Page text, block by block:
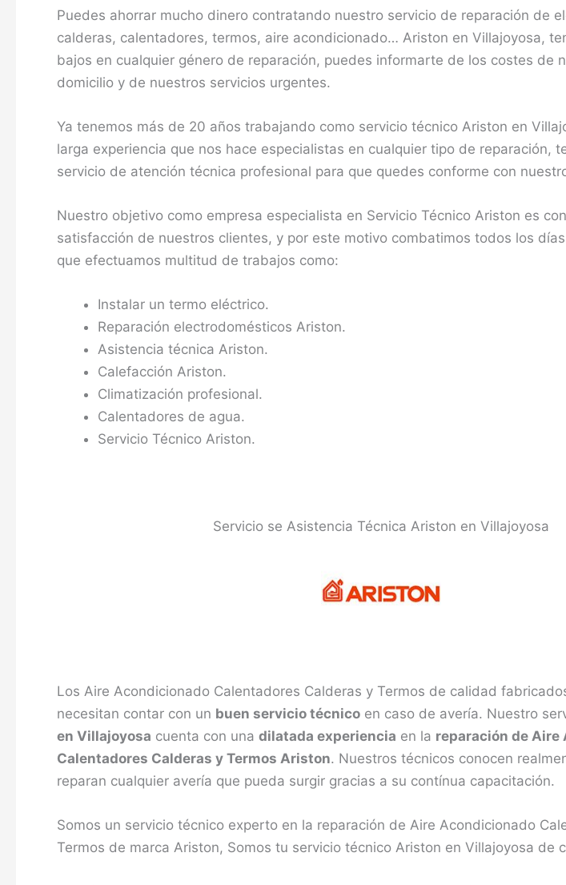
Puedes ahorrar mucho dinero contratando nuestro servicio de reparación de
calderas, calentadores, termos, aire acondicionado… Ariston en Villajoyosa,
bajos en cualquier género de reparación, puedes informarte de los costes de
domicilio y de nuestros servicios urgentes.
Ya tenemos más de 20 años trabajando como servicio técnico Ariston en
larga experiencia que nos hace especialistas en cualquier tipo de reparación,
servicio de atención técnica profesional para que quedes conforme con
Nuestro objetivo como empresa especialista en Servicio Técnico Ariston es
satisfacción de nuestros clientes, y por este motivo combatimos todos los
que efectuamos multitud de trabajos como:
Instalar un termo eléctrico.
Reparación electrodomésticos Ariston.
Asistencia técnica Ariston.
Calefacción Ariston.
Climatización profesional.
Calentadores de agua.
Servicio Técnico Ariston.
Servicio se Asistencia Técnica Ariston en Villajoyosa
Los Aire Acondicionado Calentadores Calderas y Termos de calidad
necesitan contar con un buen servicio técnico en caso de avería. Nuestro
en Villajoyosa cuenta con una dilatada experiencia en la reparación de Aire
Calentadores Calderas y Termos Ariston. Nuestros técnicos conocen
reparan cualquier avería que pueda surgir gracias a su contínua capacitación.
Somos un servicio técnico experto en la reparación de Aire Acondicionado
Termos de marca Ariston, Somos tu servicio técnico Ariston en Villajoyosa de